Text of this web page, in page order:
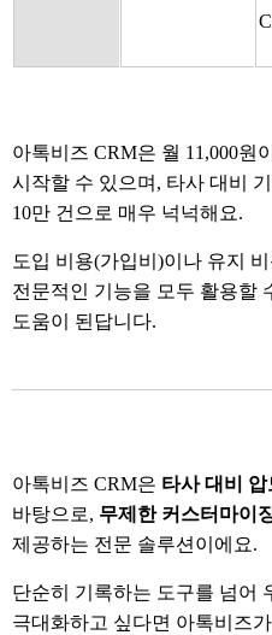
아톡비즈 CRM은 월 11,000원
시작할 수 있으며 , 타사 대비
10만 건으로 매우 넉넉해요.
도입 비용(가입비 )이나 유지
전문적인 기능을 모두 활용할
도움이 된답니다.
아톡비즈 CRM은 타사 대비
바탕으로, 무제한 커스터마이
제공하는 전문 솔루션이에요.
단순히 기록하는 도구를 넘어
극대화하고 싶다면 아톡비즈